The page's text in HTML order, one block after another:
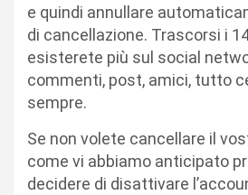
e quindi annullare
di cancellazione. Trascorsi i
esisterete più sul social
commenti, post, amici, tutto
sempre.
Se non volete cancellare il
come vi abbiamo anticipato
decidere di disattivare